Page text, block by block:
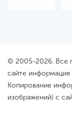
© 2005-2026. Все
сайте информация
Копирование
изображений) с